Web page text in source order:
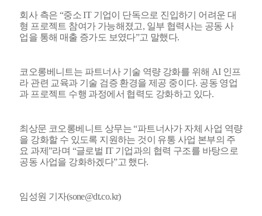
회사 측은 “중소 IT 기업이 단독으로 진입하기 어려운 대
형 프로젝트 참여가 가능해졌고, 일부 협력사는 공동 사
업을 통해 매출 증가도 보였다”고 말했다.
코오롱베니트는 파트너사 기술 역량 강화를 위해 AI 인프
라 관련 교육과 기술 검증 환경을 제공 중이다. 공동 영업
과 프로젝트 수행 과정에서 협력도 강화하고 있다.
최상문 코오롱베니트 상무는 “파트너사가 자체 사업 역량
을 강화할 수 있도록 지원하는 것이 유통 사업 본부의 주
요 과제”라며 “글로벌 IT 기업과의 협력 구조를 바탕으로
공동 사업을 강화하겠다”고 했다.
임성원 기자(sone@dt.co.kr)